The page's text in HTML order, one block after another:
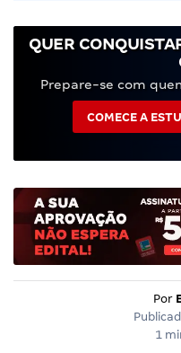
QUER
Prepare-se com
COMECE A
Por
1